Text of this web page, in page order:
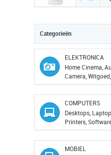
Categorieën
ELEKTRONICA
Home Cinema,
Camera,
Ve...
COMPUTERS
Desktops,
Printers,
MOBIEL